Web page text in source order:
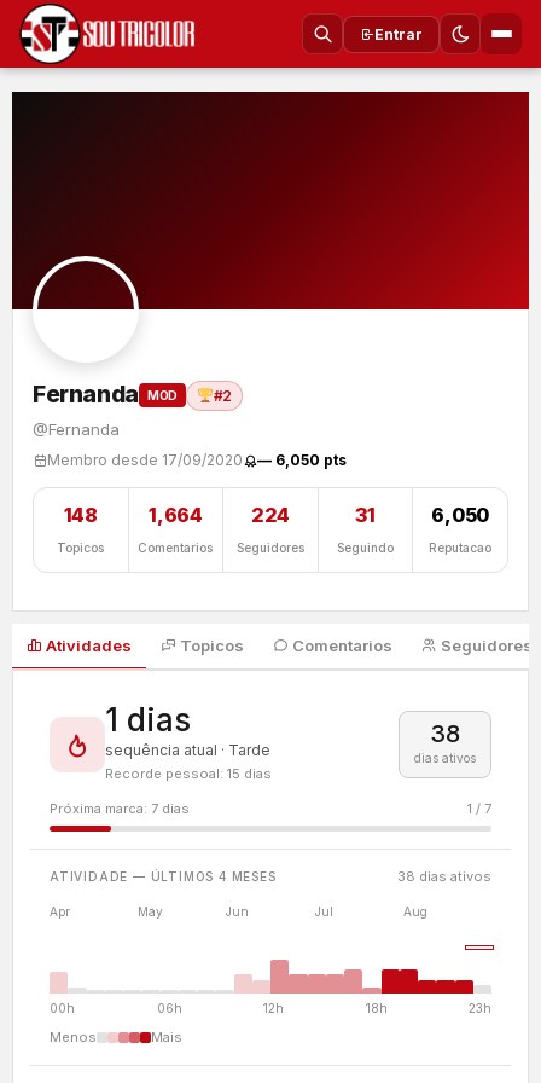
Entrar
Fernanda MOD #2
@Fernanda
Membro desde 17/09/2020 — 6,050 pts
148
Topicos
1,664
Comentarios
224
Seguidores
31
Seguindo
6,050
Reputacao
Atividades Topicos Comentarios Seguidores
1 dias
sequência atual · Tarde
Recorde pessoal: 15 dias
38
dias ativos
Próxima marca: 7 dias 1 / 7
ATIVIDADE — ÚLTIMOS 4 MESES 38 dias ativos
Apr May Jun Jul Aug
00h 06h 12h 18h 23h
Menos Mais